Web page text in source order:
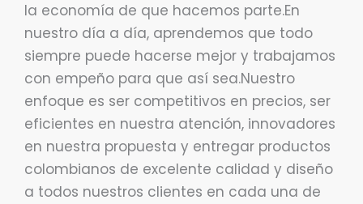
la economía de que hacemos parte.En
nuestro día a día, aprendemos que todo
siempre puede hacerse mejor y trabajamos
con empeño para que así sea.Nuestro
enfoque es ser competitivos en precios, ser
eficientes en nuestra atención, innovadores
en nuestra propuesta y entregar productos
colombianos de excelente calidad y diseño
a todos nuestros clientes en cada una de